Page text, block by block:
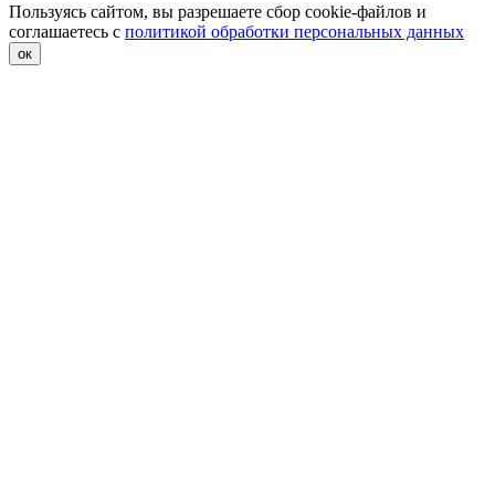
Пользуясь сайтом, вы разрешаете сбор cookie-файлов и
соглашаетесь с политикой обработки персональных данных
ок